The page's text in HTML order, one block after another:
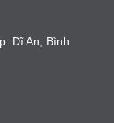
Dĩ An, Bình